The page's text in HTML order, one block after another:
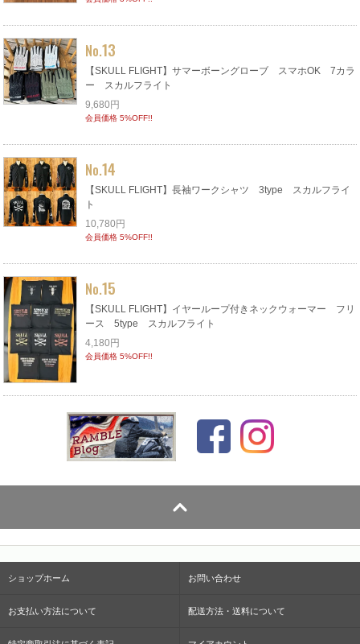
No.13
【SKULL FLIGHT】サマーボーングローブ スマホOK 7カラ
ー スカルフライト
9,680円
会員価格 5%OFF!!
No.14
【SKULL FLIGHT】長袖ワークシャツ 3type スカルフライ
ト
10,780円
会員価格 5%OFF!!
No.15
【SKULL FLIGHT】イヤーループ付きネックウォーマー フリ
ース 5type スカルフライト
4,180円
会員価格 5%OFF!!
ショップホーム お問い合わせ
お支払い方法について 配送方法・送料について